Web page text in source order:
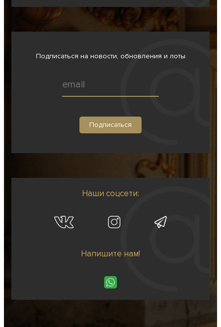
Подписаться на новости, обновления и лоты
Наши соцсети:
Напишите нам!